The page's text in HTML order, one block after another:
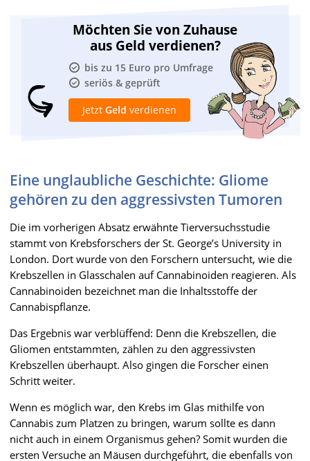
Möchten Sie von Zuhause
aus Geld verdienen?
bis zu 15 Euro pro Umfrage
seriös & geprüft
Jetzt Geld verdienen
Eine unglaubliche Geschichte: Gliome
gehören zu den aggressivsten Tumoren
Die im vorherigen Absatz erwähnte Tierversuchsstudie
stammt von Krebsforschers der St. George’s University in
London. Dort wurde von den Forschern untersucht, wie die
Krebszellen in Glasschalen auf Cannabinoiden reagieren. Als
Cannabinoiden bezeichnet man die Inhaltsstoffe der
Cannabispflanze.
Das Ergebnis war verblüffend: Denn die Krebszellen, die
Gliomen entstammten, zählen zu den aggressivsten
Krebszellen überhaupt. Also gingen die Forscher einen
Schritt weiter.
Wenn es möglich war, den Krebs im Glas mithilfe von
Cannabis zum Platzen zu bringen, warum sollte es dann
nicht auch in einem Organismus gehen? Somit wurden die
ersten Versuche an Mäusen durchgeführt, die ebenfalls von